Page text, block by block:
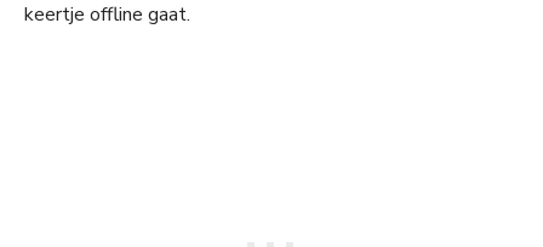
keertje offline gaat.